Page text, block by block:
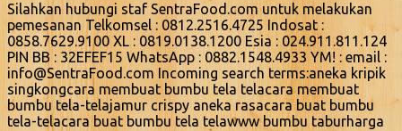
Silahkan hubungi staf SentraFood.com untuk melakukan
pemesanan Telkomsel : 0812.2516.4725 Indosat :
0858.7629.9100 XL : 0819.0138.1200 Esia : 024.911.811.124
PIN BB : 32EFEF15 WhatsApp : 0882.1548.4933 YM! : email :
info@SentraFood.com Incoming search terms:aneka kripik
singkongcara membuat bumbu tela telacara membuat
bumbu tela-telajamur crispy aneka rasacara buat bumbu
tela-telacara buat bumbu tela telawww bumbu taburharga